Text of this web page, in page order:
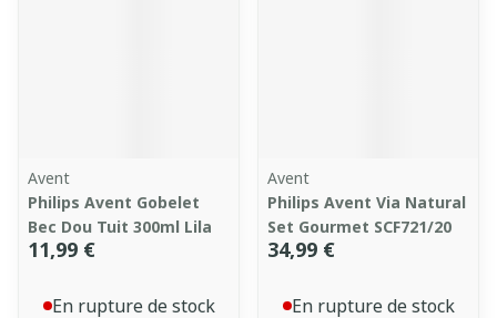
Avent
Philips Avent Gobelet
Bec Dou Tuit 300ml Lila
11,99 €
En rupture de stock
Avent
Philips Avent Via Natural
Set Gourmet SCF721/20
34,99 €
En rupture de stock